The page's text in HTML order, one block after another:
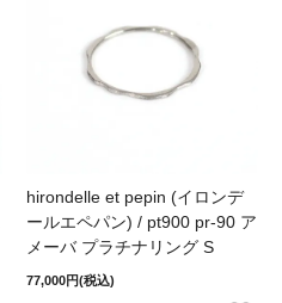
hirondelle et pepin (イロンデ
ールエペパン) / pt900 pr-90 ア
メーバ プラチナリング S
77,000円(税込)